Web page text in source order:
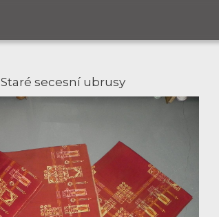
Staré secesní ubrusy